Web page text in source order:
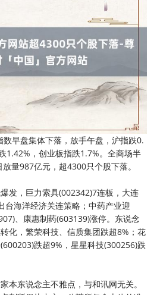
早盘集体下落，放手午盘，沪指跌0.
1.42%，创业板指跌1.7%。全商场半
量987亿元，超4300只个股下落。
发，巨力索具(002342)7连板，大连
台海洋经济关连策略；中药产业迎
、康惠制药(603139)涨停。东说念
化，繁荣科技、信质集团跌超8%；花
跌超9%，星星科技(300256)跌
本东说念主不雅点，与和讯网无关。